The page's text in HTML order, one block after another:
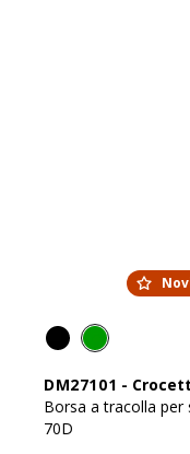
DM27101 -
Borsa a tracolla
70D